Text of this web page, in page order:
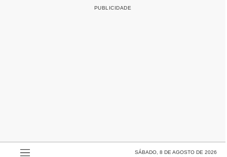
SÁBADO, 8 DE AGOSTO DE 2026